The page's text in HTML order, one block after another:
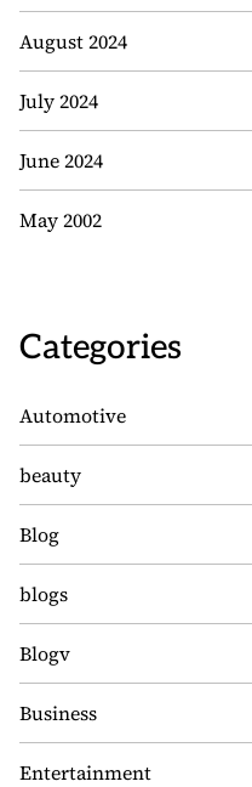
August 2024
July 2024
June 2024
May 2002
Categories
Automotive
beauty
Blog
blogs
Blogv
Business
Entertainment